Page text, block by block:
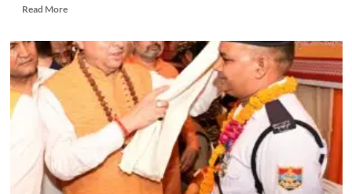
Read MoreRead
मुख्यमंत्री
पुष्कर
ने
किया
मसूरी
विधानसभा
विभिन्न